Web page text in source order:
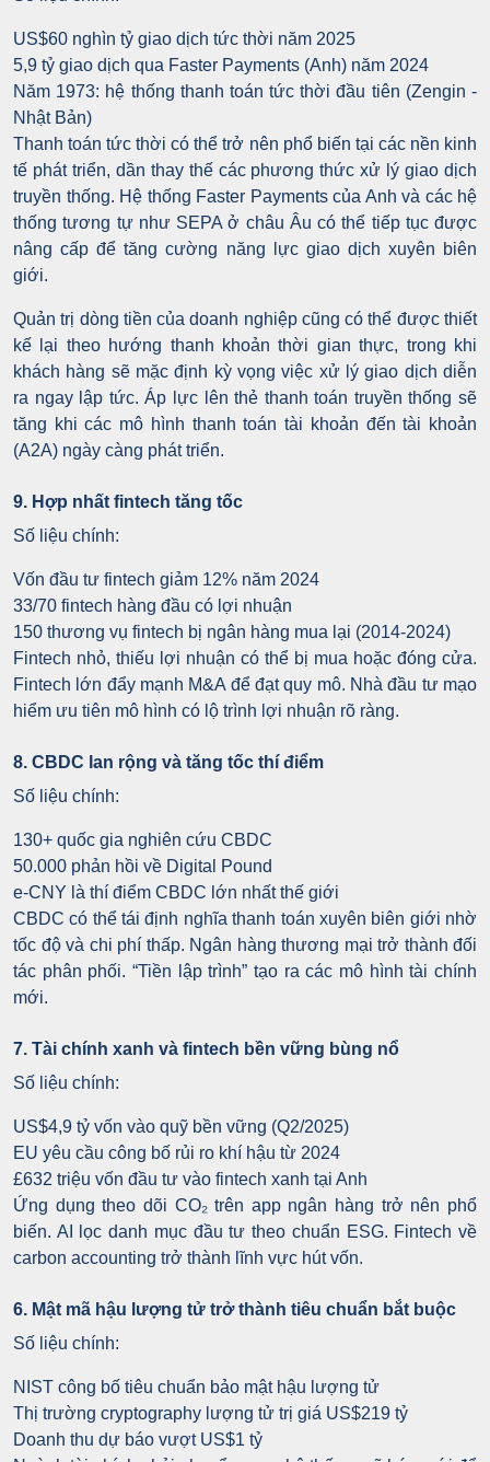
US$60 nghìn tỷ giao dịch tức thời năm 2025
5,9 tỷ giao dịch qua Faster Payments (Anh) năm 2024
Năm 1973: hệ thống thanh toán tức thời đầu tiên (Zengin -
Nhật Bản)
Thanh toán tức thời có thể trở nên phổ biến tại các nền kinh
tế phát triển, dần thay thế các phương thức xử lý giao dịch
truyền thống. Hệ thống Faster Payments của Anh và các hệ
thống tương tự như SEPA ở châu Âu có thể tiếp tục được
nâng cấp để tăng cường năng lực giao dịch xuyên biên
giới.
Quản trị dòng tiền của doanh nghiệp cũng có thể được thiết
kế lại theo hướng thanh khoản thời gian thực, trong khi
khách hàng sẽ mặc định kỳ vọng việc xử lý giao dịch diễn
ra ngay lập tức. Áp lực lên thẻ thanh toán truyền thống sẽ
tăng khi các mô hình thanh toán tài khoản đến tài khoản
(A2A) ngày càng phát triển.
9. Hợp nhất fintech tăng tốc
Số liệu chính:
Vốn đầu tư fintech giảm 12% năm 2024
33/70 fintech hàng đầu có lợi nhuận
150 thương vụ fintech bị ngân hàng mua lại (2014-2024)
Fintech nhỏ, thiếu lợi nhuận có thể bị mua hoặc đóng cửa.
Fintech lớn đẩy mạnh M&A để đạt quy mô. Nhà đầu tư mạo
hiểm ưu tiên mô hình có lộ trình lợi nhuận rõ ràng.
8. CBDC lan rộng và tăng tốc thí điểm
Số liệu chính:
130+ quốc gia nghiên cứu CBDC
50.000 phản hồi về Digital Pound
e-CNY là thí điểm CBDC lớn nhất thế giới
CBDC có thể tái định nghĩa thanh toán xuyên biên giới nhờ
tốc độ và chi phí thấp. Ngân hàng thương mại trở thành đối
tác phân phối. “Tiền lập trình” tạo ra các mô hình tài chính
mới.
7. Tài chính xanh và fintech bền vững bùng nổ
Số liệu chính:
US$4,9 tỷ vốn vào quỹ bền vững (Q2/2025)
EU yêu cầu công bố rủi ro khí hậu từ 2024
£632 triệu vốn đầu tư vào fintech xanh tại Anh
Ứng dụng theo dõi CO₂ trên app ngân hàng trở nên phổ
biến. AI lọc danh mục đầu tư theo chuẩn ESG. Fintech về
carbon accounting trở thành lĩnh vực hút vốn.
6. Mật mã hậu lượng tử trở thành tiêu chuẩn bắt buộc
Số liệu chính:
NIST công bố tiêu chuẩn bảo mật hậu lượng tử
Thị trường cryptography lượng tử trị giá US$219 tỷ
Doanh thu dự báo vượt US$1 tỷ